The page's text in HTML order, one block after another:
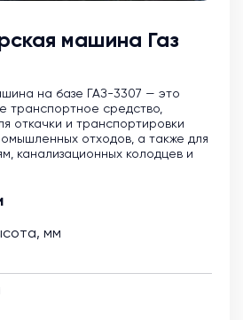
машина Газ
на базе ГАЗ-3307 — это
транспортное средство,
откачки и транспортировки
отходов, а также для
канализационных колодцев и
мм